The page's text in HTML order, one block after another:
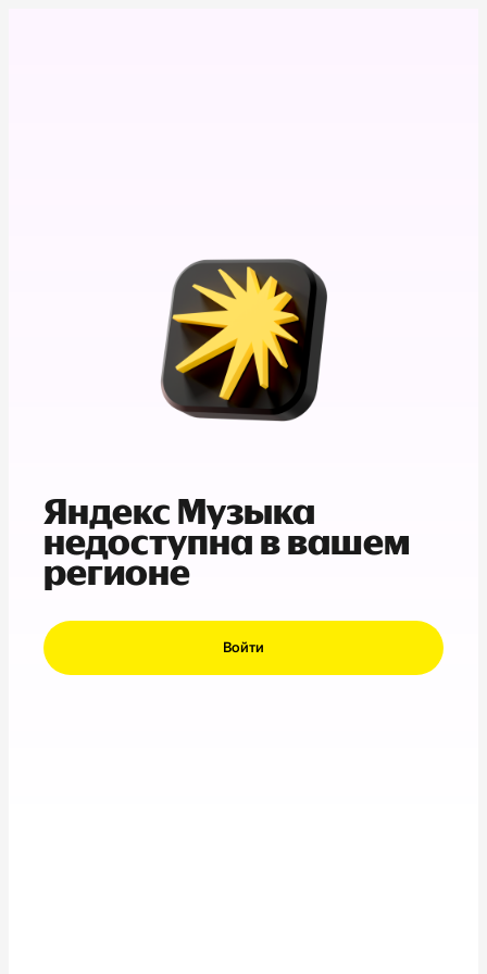
Яндекс Музыка
недоступна в вашем
регионе
Войти